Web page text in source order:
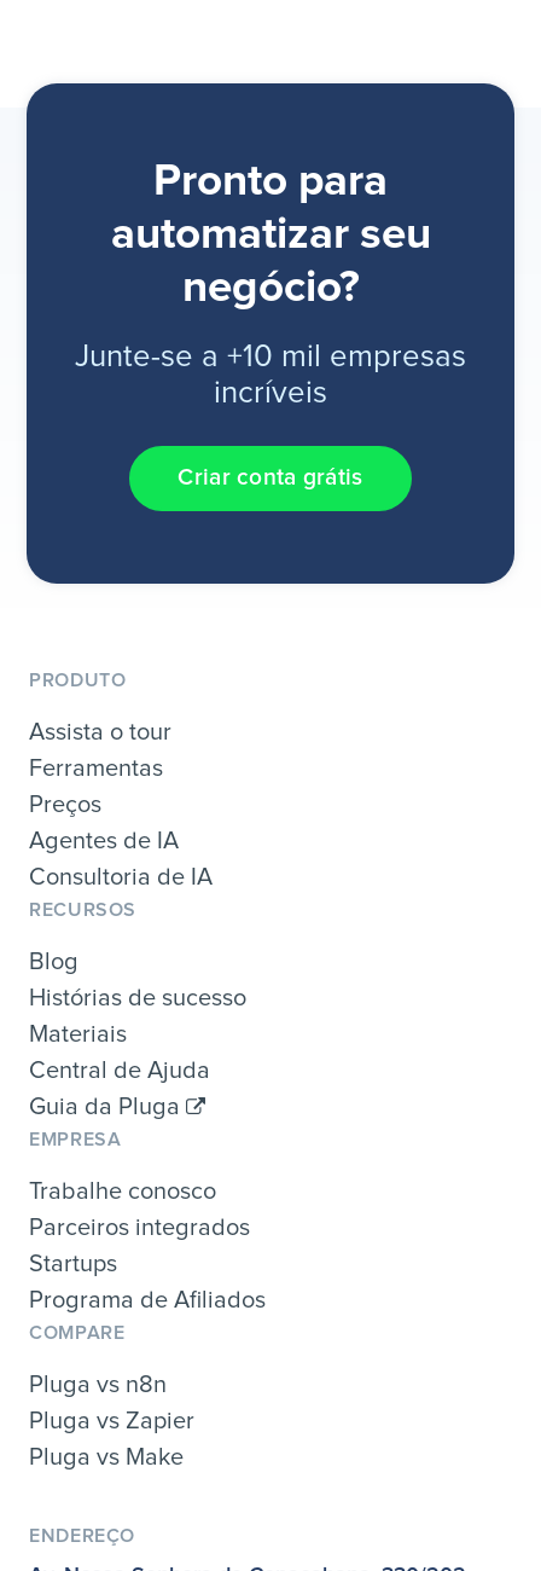
Pronto para
automatizar seu
negócio?
Junte-se a +10 mil empresas
incríveis
Criar conta grátis
PRODUTO
Assista o tour
Ferramentas
Preços
Agentes de IA
Consultoria de IA
RECURSOS
Blog
Histórias de sucesso
Materiais
Central de Ajuda
Guia da Pluga
EMPRESA
Trabalhe conosco
Parceiros integrados
Startups
Programa de Afiliados
COMPARE
Pluga vs n8n
Pluga vs Zapier
Pluga vs Make
ENDEREÇO